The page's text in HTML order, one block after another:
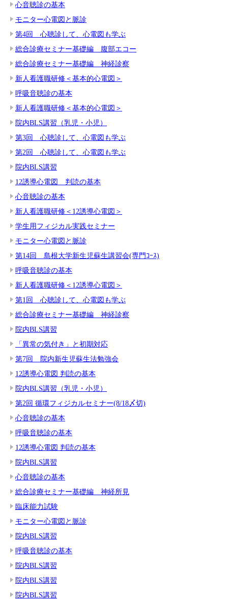
心音聴診の基本
モニター心電図と脈診
第4回 心聴診して、心電図も学ぶ
総合診療セミナー基礎編 腹部エコー
総合診療セミナー基礎編 神経診察
新人看護職研修＜基本的心電図＞
呼吸音聴診の基本
新人看護職研修＜基本的心電図＞
院内BLS講習（乳児・小児）
第3回 心聴診して、心電図も学ぶ
第2回 心聴診して、心電図も学ぶ
院内BLS講習
12誘導心電図 判読の基本
心音聴診の基本
新人看護職研修＜12誘導心電図＞
学生用フィジカル実践セミナー
モニター心電図と脈診
第14回 島根大学新生児蘇生講習会(専門ｺｰｽ)
呼吸音聴診の基本
新人看護職研修＜12誘導心電図＞
第1回 心聴診して、心電図も学ぶ
総合診療セミナー基礎編 神経診察
院内BLS講習
「異常の気付き」と初期対応
第7回 院内新生児蘇生法勉強会
12誘導心電図 判読の基本
院内BLS講習（乳児・小児）
第2回 循環フィジカルセミナー(8/18〆切)
心音聴診の基本
呼吸音聴診の基本
12誘導心電図 判読の基本
院内BLS講習
心音聴診の基本
総合診療セミナー基礎編 神経所見
臨床能力試験
モニター心電図と脈診
院内BLS講習
呼吸音聴診の基本
院内BLS講習
院内BLS講習
院内BLS講習